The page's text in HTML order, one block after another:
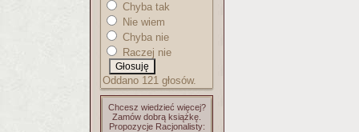
Chyba tak
Nie wiem
Chyba nie
Raczej nie
Oddano 121 głosów.
Chcesz wiedzieć więcej?
Zamów dobrą książkę.
Propozycje Racjonalisty: